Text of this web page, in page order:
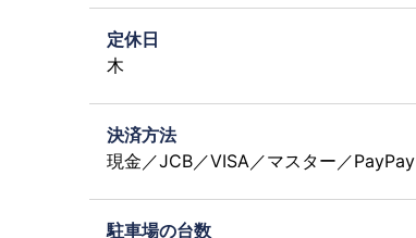
定休日
木
決済方法
現金／JCB／VISA／マスター／PayPay
駐車場の台数